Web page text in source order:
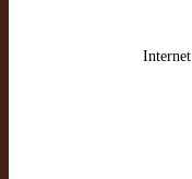
Internet